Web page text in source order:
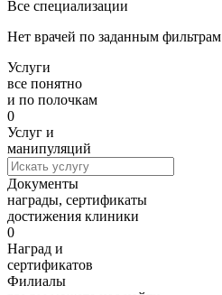
Все специализации
Нет врачей по заданным фильтрам
Услуги
все понятно
и по полочкам
0
Услуг и
манипуляций
Документы
награды, сертификаты
достижения клиники
0
Наград и
сертификатов
Филиалы